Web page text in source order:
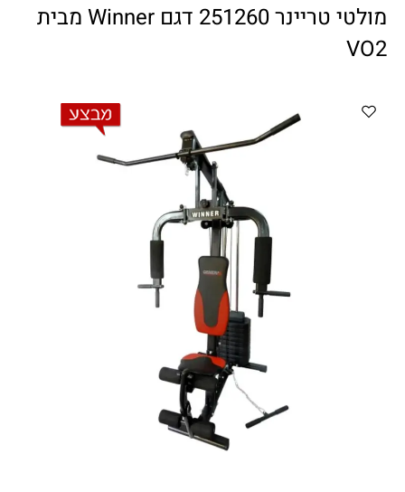
ווטצאפ ( הודעות בלבד):
052-8059900
מענה טלפוני:
בין השעות 9:00-17:00
לחיצת כפתור"צור קשר"
citysport1@013.net
citysport2@013.net
מולטי טריינר 251260 דגם Winner מבית
VO2